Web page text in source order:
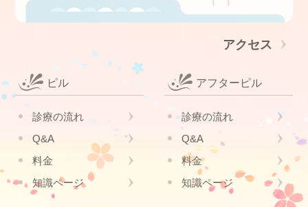
アクセス
ピル
診療の流れ
Q&A
料金
知識ページ
アフターピル
診療の流れ
Q&A
料金
知識ページ